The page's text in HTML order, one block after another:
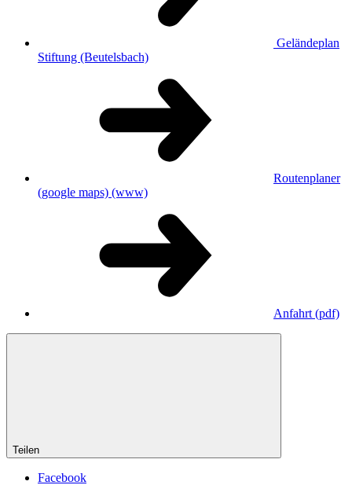
Geländeplan
Stiftung (Beutelsbach)
Routenplaner
(google maps) (www)
Anfahrt(pdf)
Teilen
Facebook